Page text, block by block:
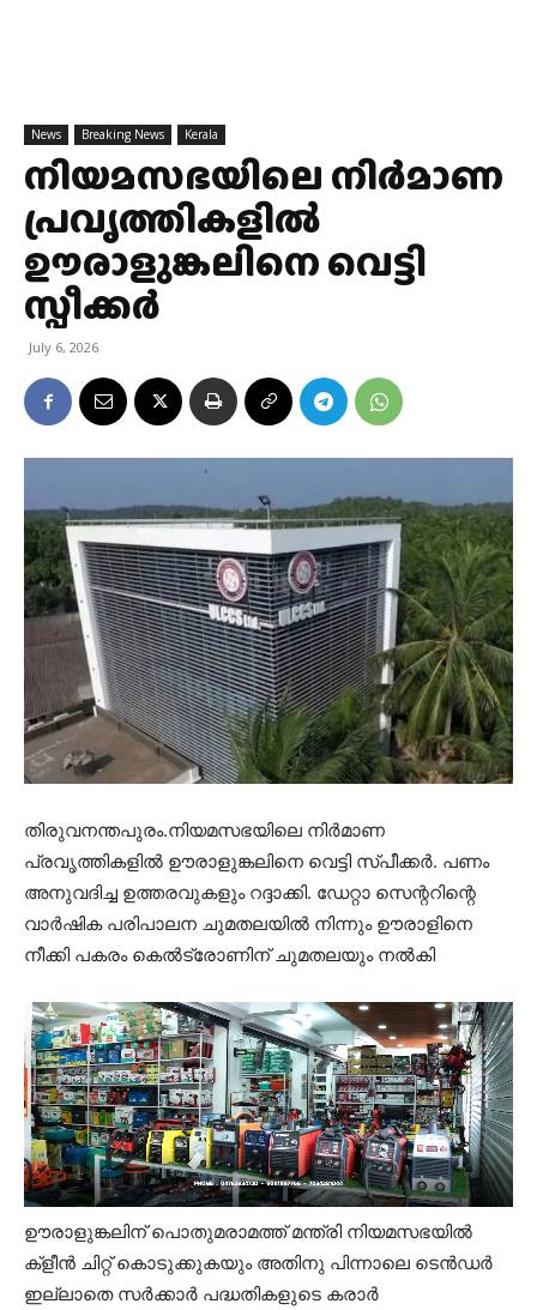
News Breaking News Kerala
നിയമസഭയിലെ നിർമാണ
പ്രവൃത്തികളിൽ
ഊരാളുങ്കലിനെ വെട്ടി
സ്പീക്കർ
July 6, 2026
തിരുവനന്തപുരം.നിയമസഭയിലെ നിർമാണ
പ്രവൃത്തികളിൽ ഊരാളുങ്കലിനെ വെട്ടി സ്പീക്കർ. പണം
അനുവദിച്ച ഉത്തരവുകളും റദ്ദാക്കി. ഡേറ്റാ സെന്ററിന്റെ
വാർഷിക പരിപാലന ചുമതലയിൽ നിന്നും ഊരാളിനെ
നീക്കി പകരം കെൽട്രോണിന് ചുമതലയും നൽകി
ഊരാളുങ്കലിന് പൊതുമരാമത്ത് മന്ത്രി നിയമസഭയിൽ
ക്ളീൻ ചിറ്റ് കൊടുക്കുകയും അതിനു പിന്നാലെ ടെൻഡർ
ഇല്ലാതെ സർക്കാർ പദ്ധതികളുടെ കരാർ